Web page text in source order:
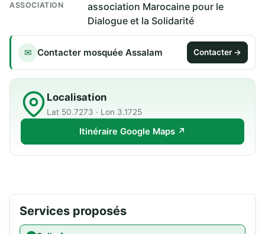
ASSOCIATION
association Marocaine pour le
Dialogue et la Solidarité
✉ Contacter mosquée Assalam Contacter →
Localisation
Lat 50.7273 · Lon 3.1725
Itinéraire Google Maps ↗
Services proposés